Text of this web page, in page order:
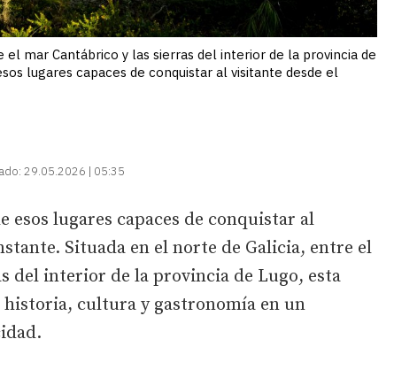
el mar Cantábrico y las sierras del interior de la provincia de
lugares capaces de conquistar al visitante desde el
29.05.2026 | 05:35
esos lugares capaces de conquistar al
Situada en el norte de Galicia, entre el
del interior de la provincia de Lugo, esta
cultura y gastronomía en un